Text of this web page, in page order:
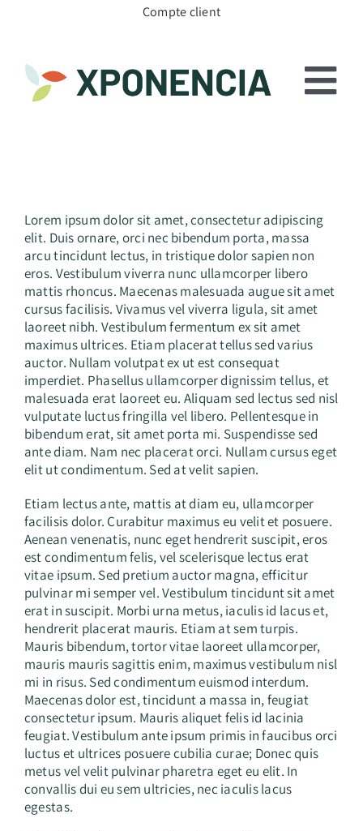
contenu
Compte client
Nos services
Nos formations en ligne
Témoignages
Contact
Lorem ipsum dolor sit amet, consectetur adipiscing
elit. Duis ornare, orci nec bibendum porta, massa
arcu tincidunt lectus, in tristique dolor sapien non
eros. Vestibulum viverra nunc ullamcorper libero
mattis rhoncus. Maecenas malesuada augue sit amet
cursus facilisis. Vivamus vel viverra ligula, sit amet
laoreet nibh. Vestibulum fermentum ex sit amet
maximus ultrices. Etiam placerat tellus sed varius
auctor. Nullam volutpat ex ut est consequat
imperdiet. Phasellus ullamcorper dignissim tellus, et
malesuada erat laoreet eu. Aliquam sed lectus sed nisl
vulputate luctus fringilla vel libero. Pellentesque in
bibendum erat, sit amet porta mi. Suspendisse sed
ante diam. Nam nec placerat orci. Nullam cursus eget
elit ut condimentum. Sed at velit sapien.
Etiam lectus ante, mattis at diam eu, ullamcorper
facilisis dolor. Curabitur maximus eu velit et posuere.
Aenean venenatis, nunc eget hendrerit suscipit, eros
est condimentum felis, vel scelerisque lectus erat
vitae ipsum. Sed pretium auctor magna, efficitur
pulvinar mi semper vel. Vestibulum tincidunt sit amet
erat in suscipit. Morbi urna metus, iaculis id lacus et,
hendrerit placerat mauris. Etiam at sem turpis.
Mauris bibendum, tortor vitae laoreet ullamcorper,
mauris mauris sagittis enim, maximus vestibulum nisl
mi in risus. Sed condimentum euismod interdum.
Maecenas dolor est, tincidunt a massa in, feugiat
consectetur ipsum. Mauris aliquet felis id lacinia
feugiat. Vestibulum ante ipsum primis in faucibus orci
luctus et ultrices posuere cubilia curae; Donec quis
metus vel velit pulvinar pharetra eget eu elit. In
convallis dui eu sem ultricies, nec iaculis lacus
egestas.